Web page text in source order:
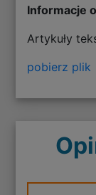
Informacje
Artykuły
pobierz plik